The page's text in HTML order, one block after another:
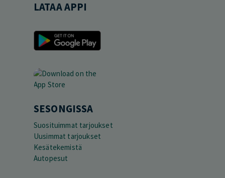
LATAA APPI
SESONGISSA
Suosituimmat tarjoukset
Uusimmat tarjoukset
Kesätekemistä
Autopesut